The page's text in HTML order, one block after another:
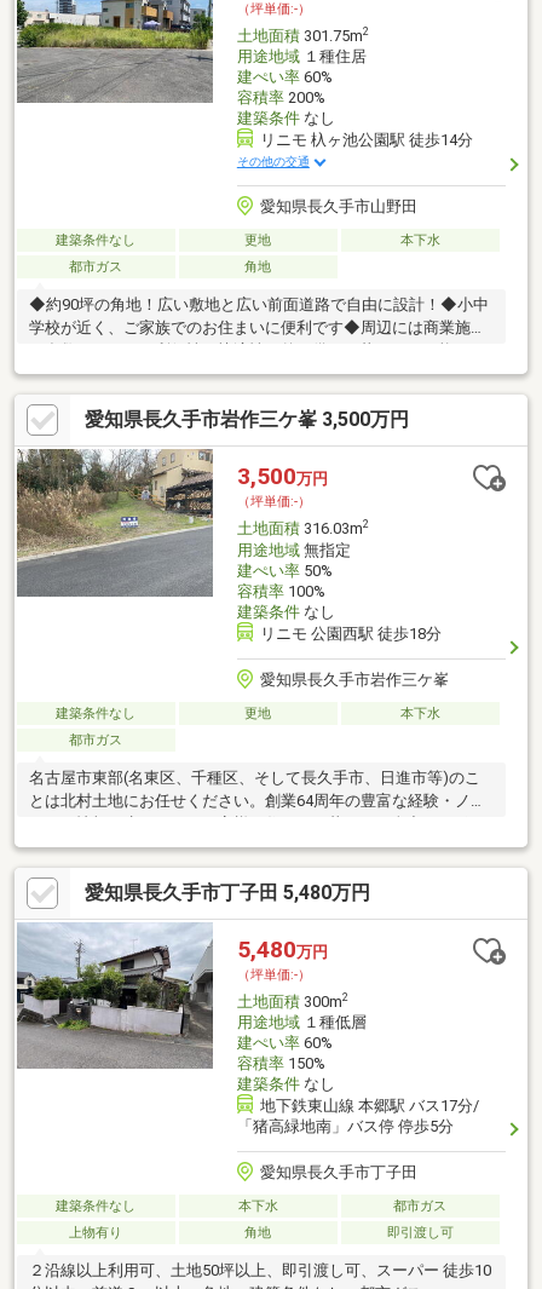
（坪単価:-）
土地面積301.75m2
用途地域１種住居
建ぺい率60%
容積率200%
建築条件なし
リニモ 杁ヶ池公園駅 徒歩14分
その他の交通
愛知県長久手市山野田
建築条件なし 更地
本下水
都市ガス
角地
◆約90坪の角地！広い敷地と広い前面道路で自由に設計！◆小中
学校が近く、ご家族でのお住まいに便利です◆周辺には商業施設
す！
愛知県長久手市岩作三ケ峯 3,500万円
3,500万円
（坪単価:-）
土地面積316.03m2
用途地域無指定
建ぺい率50%
容積率100%
建築条件なし
リニモ 公園西駅 徒歩18分
愛知県長久手市岩作三ケ峯
建築条件なし 更地
本下水
都市ガス
名古屋市東部(名東区、千種区、そして長久手市、日進市等)のこ
とは北村土地にお任せください。創業64周年の豊富な経験・ノウ
ハウ・情報を生かして、お客様の住まい・暮らしを全力でサポー
トいたします。不動産に関すること、どんなことでもご相談下さ
い！！
愛知県長久手市丁子田 5,480万円
5,480万円
（坪単価:-）
土地面積300m2
用途地域１種低層
建ぺい率60%
容積率150%
建築条件なし
地下鉄東山線 本郷駅 バス17分/
「猪高緑地南」バス停 停歩5分
愛知県長久手市丁子田
建築条件なし 本下水
都市ガス
上物有り
角地 即引渡し可
２沿線以上利用可、土地50坪以上、即引渡し可、スーパー 徒歩10